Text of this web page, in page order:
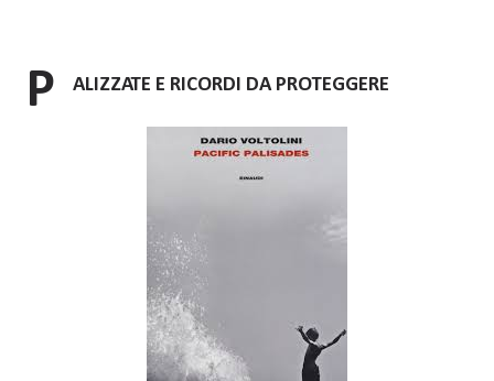
P ALIZZATE E RICORDI DA PROTEGGERE